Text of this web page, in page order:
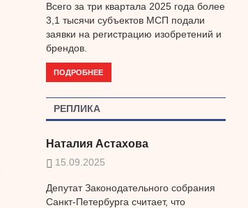
Всего за три квартала 2025 года более
3,1 тысячи субъектов МСП подали
заявки на регистрацию изобретений и
брендов.
ПОДРОБНЕЕ
РЕПЛИКА
Наталия Астахова
15.09.2025
Депутат Законодательного собрания
Санкт-Петербурга считает, что